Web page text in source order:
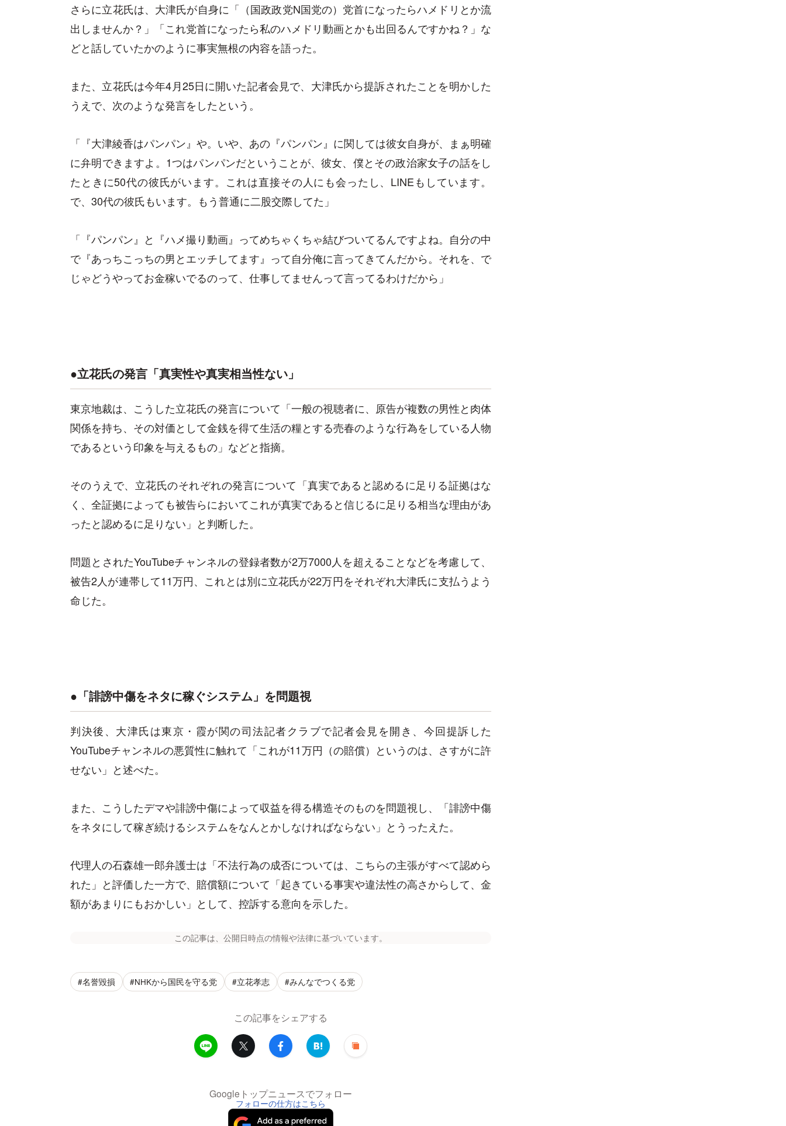
さらに立花氏は、大津氏が自身に「（国政政党N国党の）党首になったらハメドリとか流
出しませんか？」「これ党首になったら私のハメドリ動画とかも出回るんですかね？」な
どと話していたかのように事実無根の内容を語った。
また、立花氏は今年4月25日に開いた記者会見で、大津氏から提訴されたことを明かした
うえで、次のような発言をしたという。
「『大津綾香はパンパン』や。いや、あの『パンパン』に関しては彼女自身が、まぁ明確
に弁明できますよ。1つはパンパンだということが、彼女、僕とその政治家女子の話をし
たときに50代の彼氏がいます。これは直接その人にも会ったし、LINEもしています。
で、30代の彼氏もいます。もう普通に二股交際してた」
「『パンパン』と『ハメ撮り動画』ってめちゃくちゃ結びついてるんですよね。自分の中
で『あっちこっちの男とエッチしてます』って自分俺に言ってきてんだから。それを、で
じゃどうやってお金稼いでるのって、仕事してませんって言ってるわけだから」
●立花氏の発言「真実性や真実相当性ない」
東京地裁は、こうした立花氏の発言について「一般の視聴者に、原告が複数の男性と肉体
関係を持ち、その対価として金銭を得て生活の糧とする売春のような行為をしている人物
であるという印象を与えるもの」などと指摘。
そのうえで、立花氏のそれぞれの発言について「真実であると認めるに足りる証拠はな
く、全証拠によっても被告らにおいてこれが真実であると信じるに足りる相当な理由があ
ったと認めるに足りない」と判断した。
問題とされたYouTubeチャンネルの登録者数が2万7000人を超えることなどを考慮して、
被告2人が連帯して11万円、これとは別に立花氏が22万円をそれぞれ大津氏に支払うよう
命じた。
●「誹謗中傷をネタに稼ぐシステム」を問題視
判決後、大津氏は東京・霞が関の司法記者クラブで記者会見を開き、今回提訴した
YouTubeチャンネルの悪質性に触れて「これが11万円（の賠償）というのは、さすがに許
せない」と述べた。
また、こうしたデマや誹謗中傷によって収益を得る構造そのものを問題視し、「誹謗中傷
をネタにして稼ぎ続けるシステムをなんとかしなければならない」とうったえた。
代理人の石森雄一郎弁護士は「不法行為の成否については、こちらの主張がすべて認めら
れた」と評価した一方で、賠償額について「起きている事実や違法性の高さからして、金
額があまりにもおかしい」として、控訴する意向を示した。
この記事は、公開日時点の情報や法律に基づいています。
#名誉毀損 #NHKから国民を守る党 #立花孝志 #みんなでつくる党
この記事をシェアする
Googleトップニュースでフォロー
フォローの仕方はこちら